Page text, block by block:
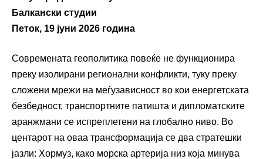
Балкански студии
Петок, 19 јуни 2026 година
Современата геополитика повеќе не функционира
преку изолирани регионални конфликти, туку преку
сложени мрежи на меѓузависност во кои енергетската
безбедност, транспортните патишта и дипломатските
аранжмани се испреплетени на глобално ниво. Во
центарот на оваа трансформација се два стратешки
јазли: Хормуз, како морска артерија низ која минува